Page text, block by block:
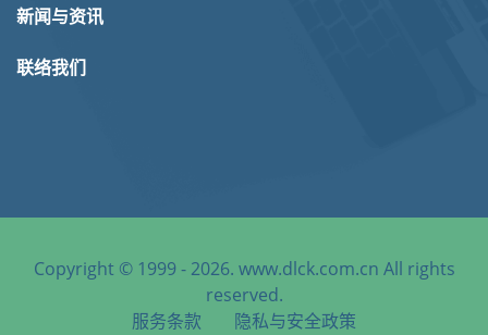
新闻与资讯
联络我们
Copyright © 1999 - 2026. www.dlck.com.cn All rights
reserved.
服务条款
隐私与安全政策